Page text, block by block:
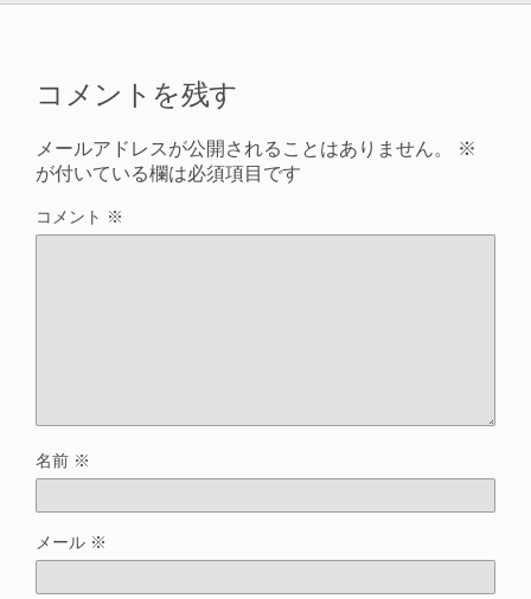
コメントを残す
メールアドレスが公開されることはありません。
※
が付いている欄は必須項目です
コメント ※
名前 ※
メール ※